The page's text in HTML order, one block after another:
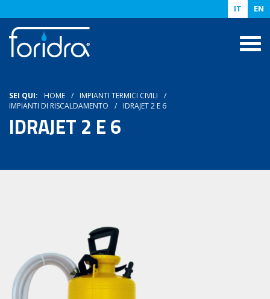
IT EN
SEI QUI: HOME
IMPIANTI TERMICI CIVILI
IMPIANTI DI RISCALDAMENTO
IDRAJET 2 E 6
IDRAJET 2 E 6